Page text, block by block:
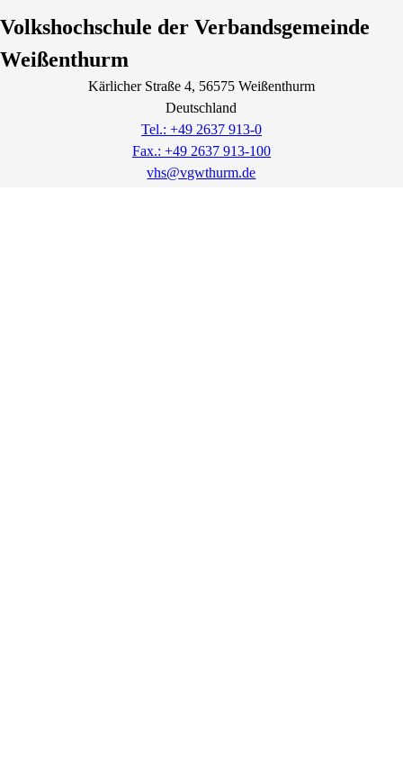
Volkshochschule der Verbandsgemeinde
Weißenthurm
Kärlicher Straße4, 56575 Weißenthurm
Deutschland
Tel.: +49 2637 913-0
Fax.: +49 2637 913-100
vhs@vgwthurm.de